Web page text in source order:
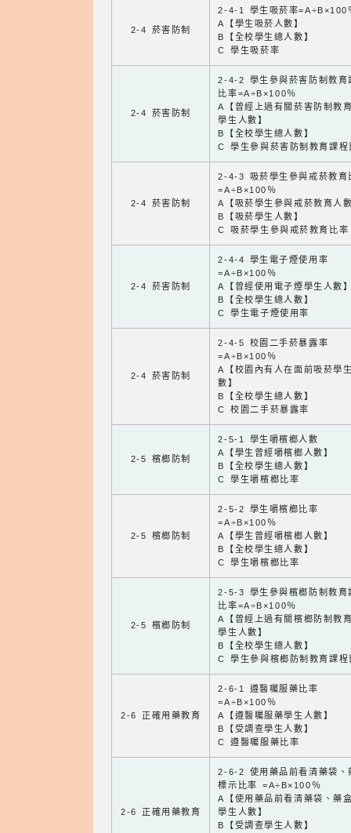
2-4 菸害防制
2-4-1 學生吸菸率=A÷B×100
A【學生吸菸人數】
B【全校學生總人數】
C 學生吸菸率
2-4 菸害防制
2-4-2 學生參與菸害防制教育
比率=A÷B×100％
A【曾經上過有關菸害防制教
學生人數】
B【全校學生總人數】
C 學生參與菸害防制教育課程
2-4 菸害防制
2-4-3 吸菸學生參與戒菸教育
=A÷B×100％
A【吸菸學生參與戒菸教育人
B【吸菸學生人數】
C 吸菸學生參與戒菸教育比率
2-4 菸害防制
2-4-4 學生電子煙使用率
=A÷B×100％
A【曾經使用電子煙學生人數
B【全校學生總人數】
C 學生電子煙使用率
2-4 菸害防制
2-4-5 校園二手菸暴露率
=A÷B×100％
A【校園內有人在面前吸菸學
數】
B【全校學生總人數】
C 校園二手菸暴露率
2-5 檳榔防制
2-5-1 學生嚼檳榔人數
A【學生曾經嚼檳榔人數】
B【全校學生總人數】
C 學生嚼檳榔比率
2-5 檳榔防制
2-5-2 學生嚼檳榔比率
=A÷B×100％
A【學生曾經嚼檳榔人數】
B【全校學生總人數】
C 學生嚼檳榔比率
2-5 檳榔防制
2-5-3 學生參與檳榔防制教育
比率=A÷B×100％
A【曾經上過有關檳榔防制教
學生人數】
B【全校學生總人數】
C 學生參與檳榔防制教育課程
2-6 正確用藥教育
2-6-1 遵醫囑服藥比率
=A÷B×100％
A【遵醫囑服藥學生人數】
B【受調查學生人數】
C 遵醫囑服藥比率
2-6 正確用藥教育
2-6-2 使用藥品前看清藥袋、
標示比率 =A÷B×100％
A【使用藥品前看清藥袋、藥
學生人數】
B【受調查學生人數】